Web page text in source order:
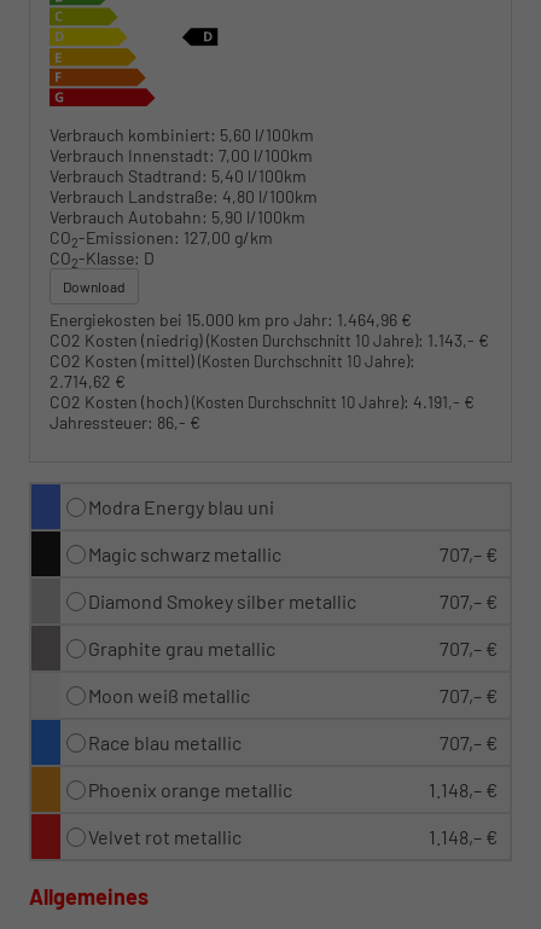
Verbrauch kombiniert: 5,60 l/100km
Verbrauch Innenstadt: 7,00 l/100km
Verbrauch Stadtrand: 5,40 l/100km
Verbrauch Landstraße: 4,80 l/100km
Verbrauch Autobahn: 5,90 l/100km
CO2-Emissionen: 127,00 g/km
CO2-Klasse: D
Download
Energiekosten bei 15.000 km pro Jahr: 1.464,96 €
CO2 Kosten (niedrig)(Kosten Durchschnitt 10 Jahre): 1.143,- €
CO2 Kosten (mittel)(Kosten Durchschnitt 10 Jahre):
2.714,62 €
CO2 Kosten (hoch)(Kosten Durchschnitt 10 Jahre): 4.191,- €
Jahressteuer: 86,- €
Modra Energy blau uni
Magic schwarz metallic 707,– €
Diamond Smokey silber metallic 707,– €
Graphite grau metallic 707,– €
Moon weiß metallic 707,– €
Race blau metallic 707,– €
Phoenix orange metallic 1.148,– €
Velvet rot metallic 1.148,– €
Allgemeines